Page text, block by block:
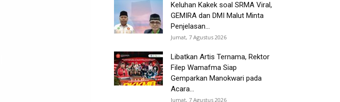
Keluhan Kakek soal SRMA Viral,
GEMIRA dan DMI Malut Minta
Penjelasan...
Jumat, 7 Agustus 2026
Libatkan Artis Ternama, Rektor
Filep Wamafma Siap
Gemparkan Manokwari pada
Acara...
Jumat, 7 Agustus 2026